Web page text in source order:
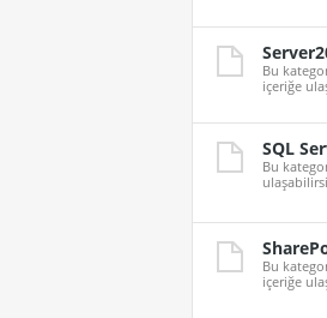
Bu
içeriğe
SQL
Bu
Bu
içeriğe